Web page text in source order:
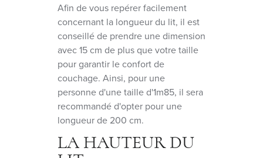
Afin de vous repérer facilement
concernant la longueur du lit, il est
conseillé de prendre une dimension
avec 15 cm de plus que votre taille
pour garantir le confort de
couchage. Ainsi, pour une
personne d'une taille d'1m85, il sera
recommandé d'opter pour une
longueur de 200 cm.
LA HAUTEUR DU